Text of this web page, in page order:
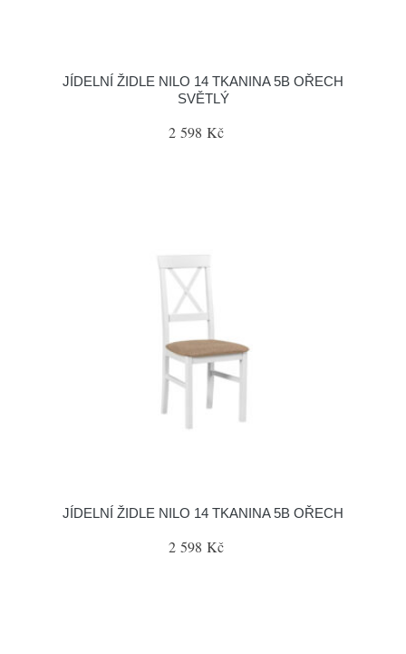
JÍDELNÍ ŽIDLE NILO 14 TKANINA 5B OŘECH
SVĚTLÝ
2 598 Kč
JÍDELNÍ ŽIDLE NILO 14 TKANINA 5B OŘECH
2 598 Kč